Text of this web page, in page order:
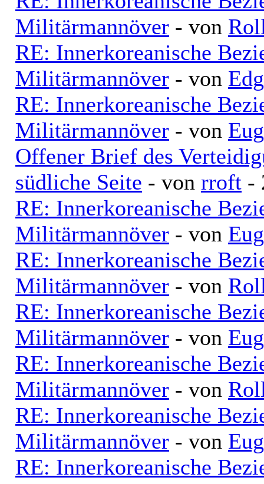
Militärmannöver - von
RE: Innerkoreanische
Militärmannöver - von
RE: Innerkoreanische
Militärmannöver - von
Offener Brief des
südliche Seite - von rroft -
RE: Innerkoreanische
Militärmannöver - von
RE: Innerkoreanische
Militärmannöver - von
RE: Innerkoreanische
Militärmannöver - von
RE: Innerkoreanische
Militärmannöver - von
RE: Innerkoreanische
Militärmannöver - von
RE: Innerkoreanische